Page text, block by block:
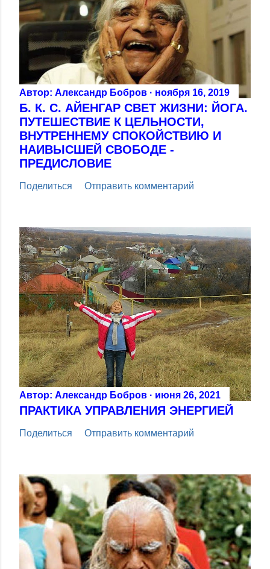
Автор: Александр Бобров ноября 16, 2019
Б. К. С. АЙЕНГАР СВЕТ ЖИЗНИ: ЙОГА.
ПУТЕШЕСТВИЕ К ЦЕЛЬНОСТИ,
ВНУТРЕННЕМУ СПОКОЙСТВИЮ И
НАИВЫСШЕЙ СВОБОДЕ -
ПРЕДИСЛОВИЕ
Поделиться Отправить комментарий
Автор: Александр Бобров июня 26, 2021
ПРАКТИКА УПРАВЛЕНИЯ ЭНЕРГИЕЙ
Поделиться Отправить комментарий